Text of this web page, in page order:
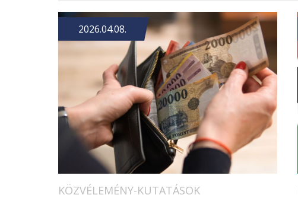
2026.04.08.
KÖZVÉLEMÉNY-KUTATÁSOK